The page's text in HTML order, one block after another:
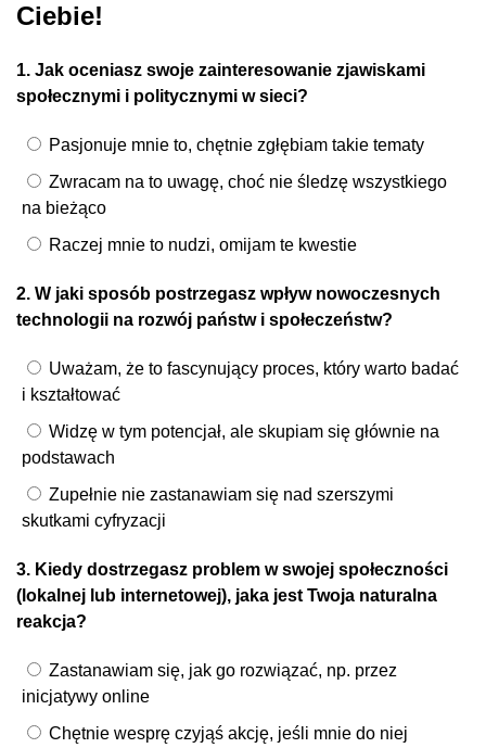
Ciebie!
1. Jak oceniasz swoje zainteresowanie zjawiskami
społecznymi i politycznymi w sieci?
Pasjonuje mnie to, chętnie zgłębiam takie tematy
Zwracam na to uwagę, choć nie śledzę wszystkiego
na bieżąco
Raczej mnie to nudzi, omijam te kwestie
2. W jaki sposób postrzegasz wpływ nowoczesnych
technologii na rozwój państw i społeczeństw?
Uważam, że to fascynujący proces, który warto badać
i kształtować
Widzę w tym potencjał, ale skupiam się głównie na
podstawach
Zupełnie nie zastanawiam się nad szerszymi
skutkami cyfryzacji
3. Kiedy dostrzegasz problem w swojej społeczności
(lokalnej lub internetowej), jaka jest Twoja naturalna
reakcja?
Zastanawiam się, jak go rozwiązać, np. przez
inicjatywy online
Chętnie wesprę czyjąś akcję, jeśli mnie do niej